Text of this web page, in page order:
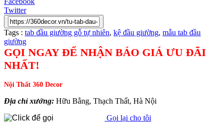
Twitter
Tags : tab đầu giường gỗ tự nhiên, kệ đầu giường, mẫu tab đầu
giường
GỌI NGAY ĐỂ NHẬN BÁO GIÁ ƯU ĐÃI
NHẤT!
Nội Thất 360 Decor
Địa chỉ xưởng: Hữu Bằng, Thạch Thất, Hà Nội
Gọi lại cho tôi